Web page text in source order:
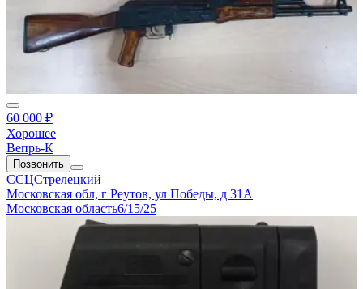
60 000 ₽
Хорошее
Вепрь-К
Позвонить
ССЦСтрелецкий
Московская обл, г Реутов, ул Победы, д 31А
Московская область6/15/25